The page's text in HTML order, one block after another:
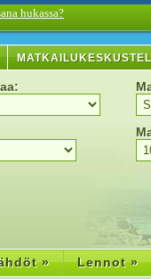
hukassa?
» Lennot »